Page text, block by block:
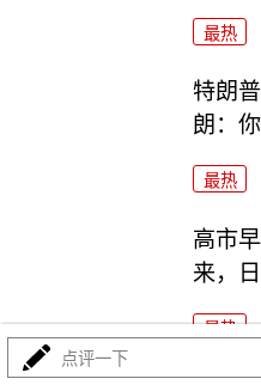
最热
特朗
朗：
最热
高市
来，
最热
点评一下